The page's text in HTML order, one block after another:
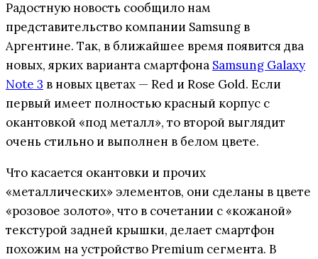
Радостную новость сообщило нам
представительство компании Samsung в
Аргентине. Так, в ближайшее время появится два
новых, ярких варианта смартфона Samsung Galaxy
Note 3 в новых цветах — Red и Rose Gold. Если
первый имеет полностью красный корпус с
окантовкой «под металл», то второй выглядит
очень стильно и выполнен в белом цвете.
Что касается окантовки и прочих
«металлических» элементов, они сделаны в цвете
«розовое золото», что в сочетании с «кожаной»
текстурой задней крышки, делает смартфон
похожим на устройство Premium сегмента. В